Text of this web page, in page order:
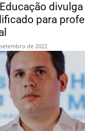
para
de 2022